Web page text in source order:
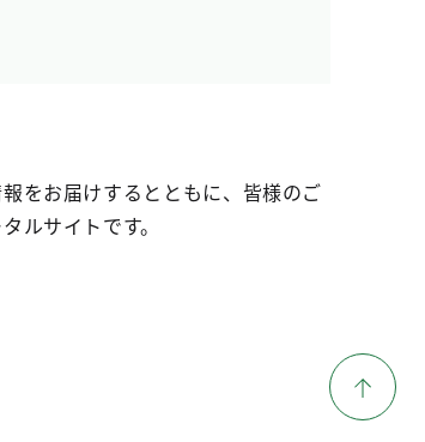
をお届けするとともに、皆様のご
ルサイトです。